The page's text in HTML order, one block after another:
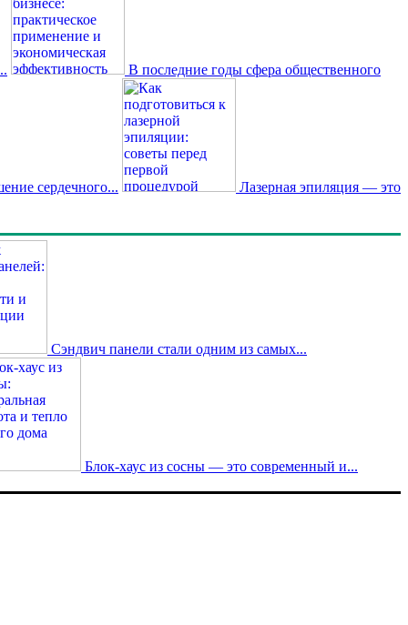
В последние годы сфера общественного
сердечного... Лазерная эпиляция — это
Сэндвич панели стали одним из самых...
Блок-хаус из сосны — это современный и...